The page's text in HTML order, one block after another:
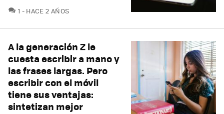
1 COMENTARIOS
HACE 2 AÑOS
A la generación Z le
cuesta escribir a mano y
las frases largas. Pero
escribir con el móvil
tiene sus ventajas:
sintetizan mejor